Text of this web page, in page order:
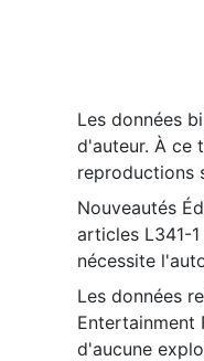
Les données
d'auteur. À ce
reproductions
Nouveautés
articles L341-
nécessite
Les données
Entertainment
d'aucune